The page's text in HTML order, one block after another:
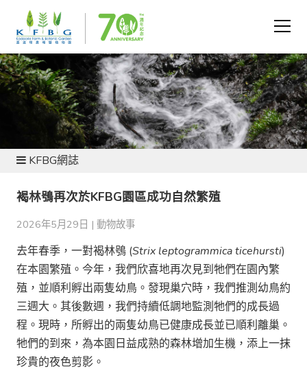
新聞及資源
KFBG網誌
褐林鴞再次於KFBG園區成功自然繁殖
2026年5月29日 | 動物故事
去年春季，一對褐林鴞 (Strix leptogrammica ticehursti)
在本園繁殖。今年，我們欣喜地再次見到牠們在園內繁
殖，並順利孵出兩隻幼鳥。發現巢穴時，我們推測幼鳥約
三週大。其後數週，我們持續低調地監測牠們的成長過
程。現時，所孵出的兩隻幼鳥已健康成長並已順利離巢。
牠們的到來，為本園日益成熟的森林增加生機，添上一抹
珍貴的夜色剪影。